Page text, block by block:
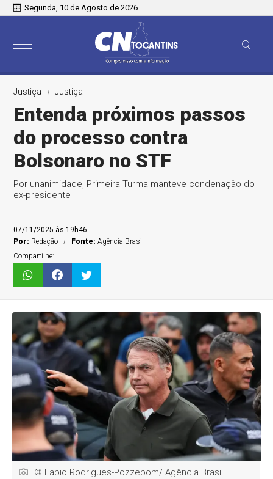
Segunda, 10 de Agosto de 2026
Justiça Justiça
Entenda próximos passos
do processo contra
Bolsonaro no STF
Por unanimidade, Primeira Turma manteve condenação do
ex-presidente
07/11/2025 às 19h46
Por: Redação Fonte:Agência Brasil
Compartilhe:
© Fabio Rodrigues-Pozzebom/ Agência Brasil